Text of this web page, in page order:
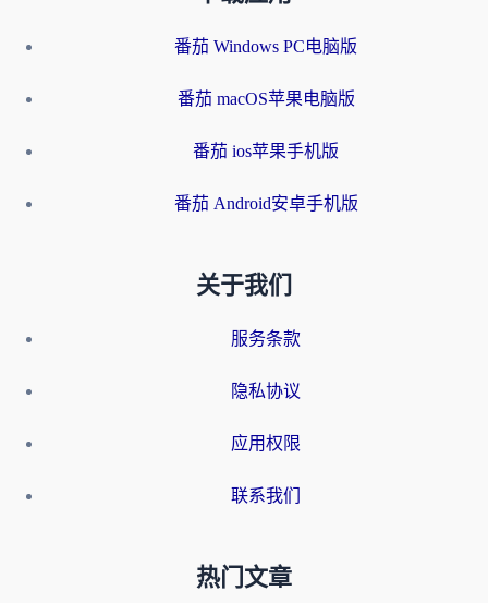
番茄 Windows PC电脑版
番茄 macOS苹果电脑版
番茄 ios苹果手机版
番茄 Android安卓手机版
关于我们
服务条款
隐私协议
应用权限
联系我们
热门文章